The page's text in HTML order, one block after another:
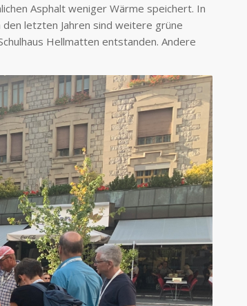
Asphalt weniger Wärme speichert. In
letzten Jahren sind weitere grüne
Hellmatten entstanden. Andere